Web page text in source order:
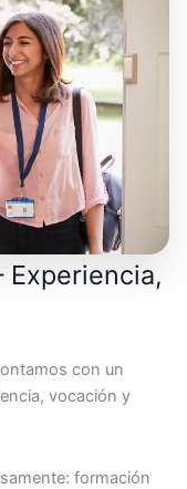
con un
vocación y
formación